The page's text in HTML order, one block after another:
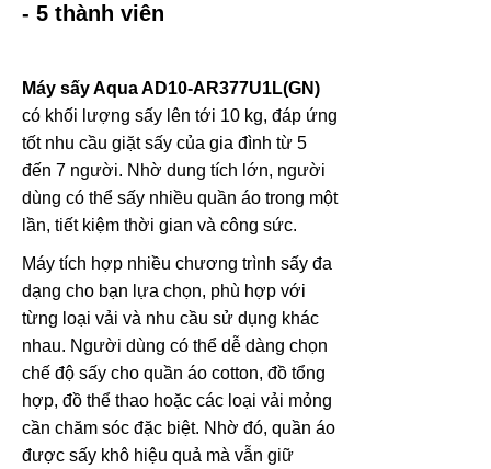
- 5 thành viên
Máy sấy Aqua AD10-AR377U1L(GN)
có khối lượng sấy lên tới 10 kg, đáp ứng
tốt nhu cầu giặt sấy của gia đình từ 5
đến 7 người. Nhờ dung tích lớn, người
dùng có thể sấy nhiều quần áo trong một
lần, tiết kiệm thời gian và công sức.
Máy tích hợp nhiều chương trình sấy đa
dạng cho bạn lựa chọn, phù hợp với
từng loại vải và nhu cầu sử dụng khác
nhau. Người dùng có thể dễ dàng chọn
chế độ sấy cho quần áo cotton, đồ tổng
hợp, đồ thể thao hoặc các loại vải mỏng
cần chăm sóc đặc biệt. Nhờ đó, quần áo
được sấy khô hiệu quả mà vẫn giữ